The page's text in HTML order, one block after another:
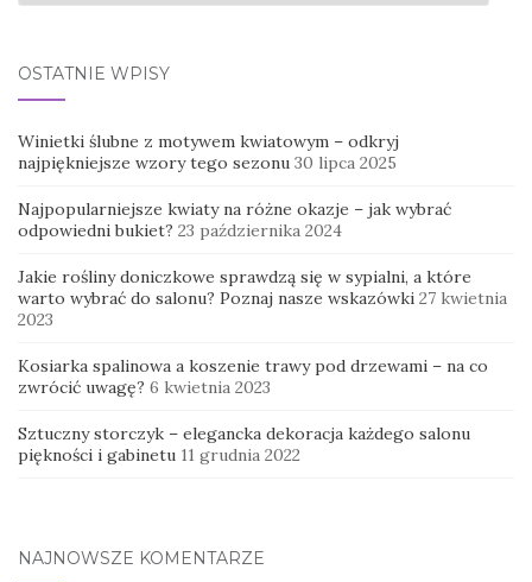
OSTATNIE WPISY
Winietki ślubne z motywem kwiatowym – odkryj
najpiękniejsze wzory tego sezonu 30 lipca 2025
Najpopularniejsze kwiaty na różne okazje – jak wybrać
odpowiedni bukiet? 23 października 2024
Jakie rośliny doniczkowe sprawdzą się w sypialni, a które
warto wybrać do salonu? Poznaj nasze wskazówki 27 kwietnia
2023
Kosiarka spalinowa a koszenie trawy pod drzewami – na co
zwrócić uwagę? 6 kwietnia 2023
Sztuczny storczyk – elegancka dekoracja każdego salonu
piękności i gabinetu 11 grudnia 2022
NAJNOWSZE KOMENTARZE